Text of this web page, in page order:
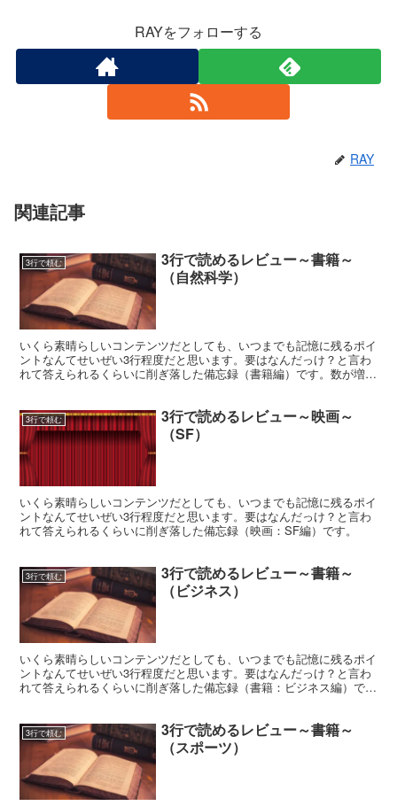
RAYをフォローする
RAY
関連記事
3行で頼む
3行で読めるレビュー～書籍～
（自然科学）
いくら素晴らしいコンテンツだとしても、いつまでも記憶に残るポイ
ントなんてせいぜい3行程度だと思います。要はなんだっけ？と言わ
れて答えられるくらいに削ぎ落した備忘録（書籍編）です。数が増え
3行で頼む
3行で読めるレビュー～映画～
（SF）
いくら素晴らしいコンテンツだとしても、いつまでも記憶に残るポイ
ントなんてせいぜい3行程度だと思います。要はなんだっけ？と言わ
れて答えられるくらいに削ぎ落した備忘録（映画：SF編）です。
3行で頼む
3行で読めるレビュー～書籍～
（ビジネス）
いくら素晴らしいコンテンツだとしても、いつまでも記憶に残るポイ
ントなんてせいぜい3行程度だと思います。要はなんだっけ？と言わ
れて答えられるくらいに削ぎ落した備忘録（書籍：ビジネス編）で
3行で頼む
3行で読めるレビュー～書籍～
（スポーツ）